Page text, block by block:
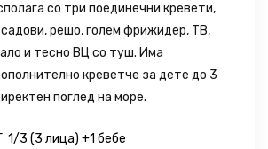
со три поединечни кревети,
садови, решо, голем фрижидер, ТВ,
и тесно ВЦ со туш. Има
креветче за дете до 3
поглед на море.
1/3 (3 лица) +1 бебе